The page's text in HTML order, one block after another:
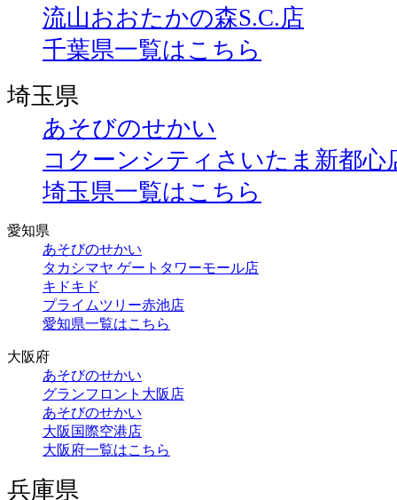
流山おおたかの森S.C.店
千葉県一覧はこちら
埼玉県
あそびのせかい
コクーンシティさいたま新都心
埼玉県一覧はこちら
愛知県
あそびのせかい
タカシマヤ ゲートタワーモール店
キドキド
プライムツリー赤池店
愛知県一覧はこちら
大阪府
あそびのせかい
グランフロント大阪店
あそびのせかい
大阪国際空港店
大阪府一覧はこちら
兵庫県